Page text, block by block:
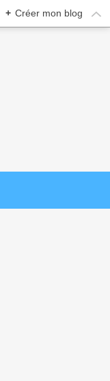
+ Créer mon blog